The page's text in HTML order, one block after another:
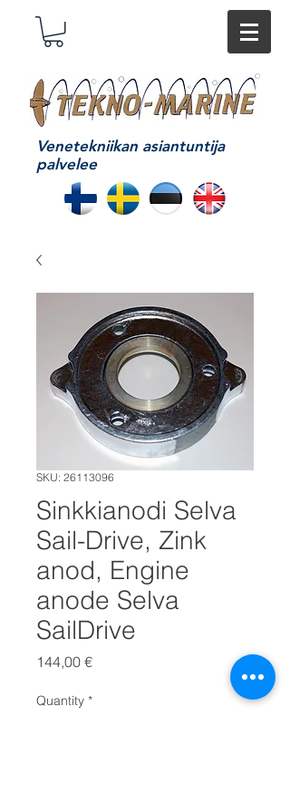
Venetekniikan asiantuntija
palvelee
SKU: 26113096
Sinkkianodi Selva
Sail-Drive, Zink
anod, Engine
anode Selva
SailDrive
144,00 €Price
Quantity *